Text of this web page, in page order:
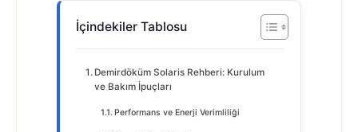
İçindekiler Tablosu
Demirdöküm Solaris Rehberi: Kurulum
ve Bakım İpuçları
Performans ve Enerji Verimliliği